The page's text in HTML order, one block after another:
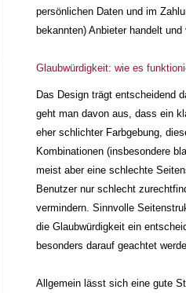
persönlichen Daten und im
bekannten) Anbieter handelt
Glaubwürdigkeit: wie es
Das Design trägt entscheidend
geht man davon aus, dass ein
eher schlichter Farbgebung,
Kombinationen (insbesondere
meist aber eine schlechte
Benutzer nur schlecht
vermindern. Sinnvolle
die Glaubwürdigkeit ein
besonders darauf geachtet
Allgemein lässt sich eine gute